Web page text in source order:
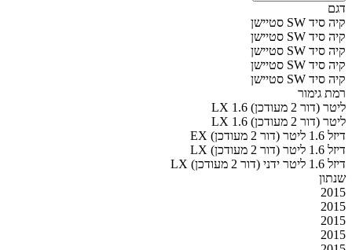
דגם
קיה סיד SW סטיישן
קיה סיד SW סטיישן
קיה סיד SW סטיישן
קיה סיד SW סטיישן
קיה סיד SW סטיישן
רמת גימור
LX 1.6 ליטר (דור 2 מעודכן)
LX 1.6 ליטר (דור 2 מעודכן)
EX דיזל 1.6 ליטר (דור 2 מעודכן)
LX דיזל 1.6 ליטר (דור 2 מעודכן)
LX דיזל 1.6 ליטר ידני (דור 2 מעודכן)
שנתון
2015
2015
2015
2015